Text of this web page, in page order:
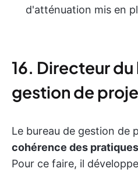
d'atténuation mis en
16. Directeur
gestion de
Le bureau de gestion de
cohérence des
Pour ce faire, il